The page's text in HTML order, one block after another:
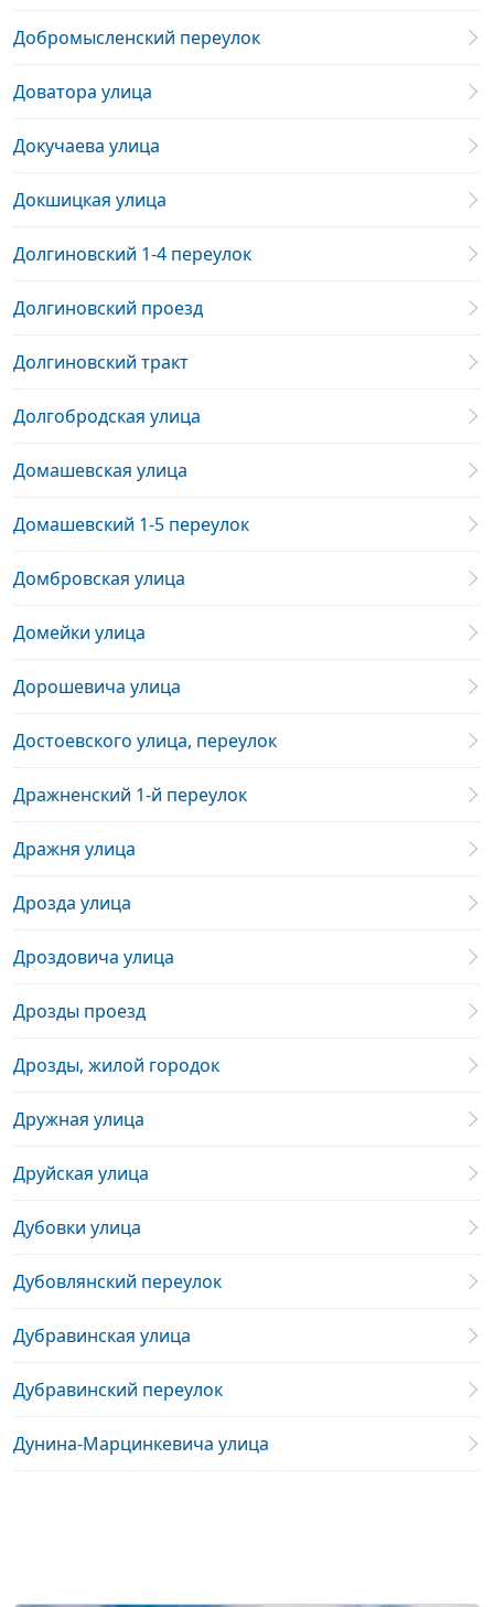
Добромысленский переулок
Доватора улица
Докучаева улица
Докшицкая улица
Долгиновский 1-4 переулок
Долгиновский проезд
Долгиновский тракт
Долгобродская улица
Домашевская улица
Домашевский 1-5 переулок
Домбровская улица
Домейки улица
Дорошевича улица
Достоевского улица, переулок
Дражненский 1-й переулок
Дражня улица
Дрозда улица
Дроздовича улица
Дрозды проезд
Дрозды, жилой городок
Дружная улица
Друйская улица
Дубовки улица
Дубовлянский переулок
Дубравинская улица
Дубравинский переулок
Дунина-Марцинкевича улица